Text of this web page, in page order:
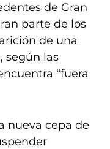
de Gran
parte de los
de una
según las
“fuera
nueva cepa de